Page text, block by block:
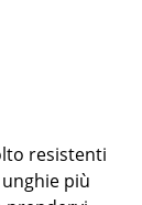
resistenti
più